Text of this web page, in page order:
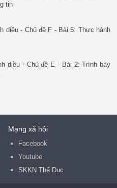
tin
diều - Chủ đề F - Bài 5: Thực hành
diều - Chủ đề E - Bài 2: Trình bày
Mạng xã hội
Facebook
Youtube
SKKN Thể Dục